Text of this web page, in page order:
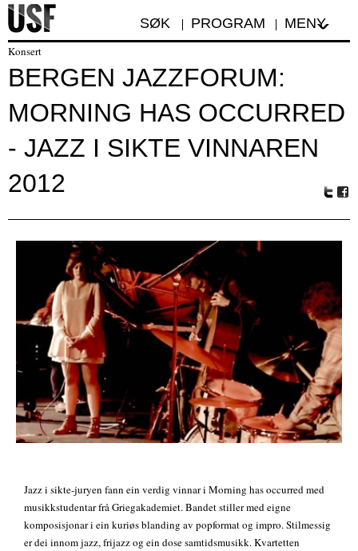
SØK PROGRAM MENY
Konsert
BERGEN JAZZFORUM:
MORNING HAS OCCURRED
- JAZZ I SIKTE VINNAREN
2012
r
oo
Jazz i sikte-juryen fann ein verdig vinnar i Morning has occurred med
musikkstudentar frå Griegakademiet. Bandet stiller med eigne
komposisjonar i ein kuriøs blanding av popformat og impro. Stilmessig
er dei innom jazz, frijazz og ein dose samtidsmusikk. Kvartetten